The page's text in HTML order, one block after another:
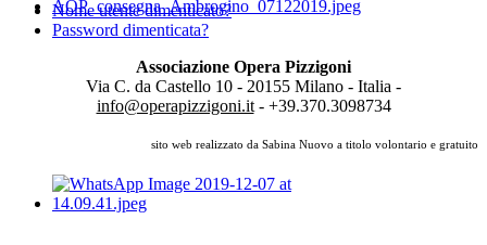
Nome utente dimenticato?
Password dimenticata?
Associazione Opera Pizzigoni
Via C. da Castello 10 - 20155 Milano - Italia -
info@operapizzigoni.it- +39.370.3098734
sito web realizzato da Sabina Nuovo a titolo volontario e gratuito